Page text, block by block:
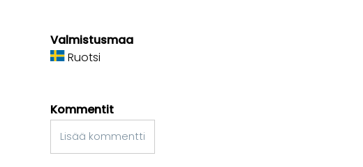
Valmistusmaa
Ruotsi
Kommentit
Lisää kommentti